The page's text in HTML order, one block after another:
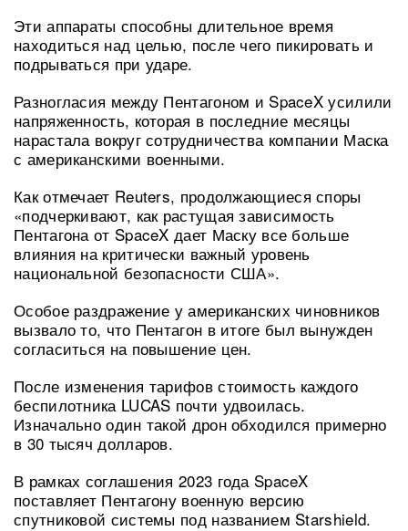
Эти аппараты способны длительное время
находиться над целью, после чего пикировать и
подрываться при ударе.
Разногласия между Пентагоном и SpaceX усилили
напряженность, которая в последние месяцы
нарастала вокруг сотрудничества компании Маска
с американскими военными.
Как отмечает Reuters, продолжающиеся споры
«подчеркивают, как растущая зависимость
Пентагона от SpaceX дает Маску все больше
влияния на критически важный уровень
национальной безопасности США».
Особое раздражение у американских чиновников
вызвало то, что Пентагон в итоге был вынужден
согласиться на повышение цен.
После изменения тарифов стоимость каждого
беспилотника LUCAS почти удвоилась.
Изначально один такой дрон обходился примерно
в 30 тысяч долларов.
В рамках соглашения 2023 года SpaceX
поставляет Пентагону военную версию
спутниковой системы под названием Starshield.